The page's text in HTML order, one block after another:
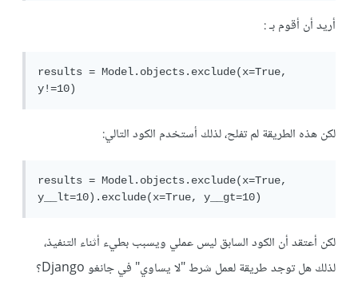
أريد أن أقوم بـ :
results = Model.objects.exclude(x=True,
y!=10)
لكن هذه الطريقة لم تفلح، لذلك أستخدم الكود التالي:
results = Model.objects.exclude(x=True,
y__lt=10).exclude(x=True, y__gt=10)
لكن أعتقد أن الكود السابق ليس عملي ويسبب بطيء أثناء التنفيذ،
لذلك هل توجد طريقة لعمل شرط "لا يساوي" في جانغو Django؟